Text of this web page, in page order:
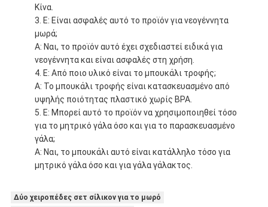
Κίνα.
Ε: Είναι ασφαλές αυτό το προϊόν για νεογέννητα
μωρά;
Α: Ναι, το προϊόν αυτό έχει σχεδιαστεί ειδικά για
νεογέννητα και είναι ασφαλές στη χρήση.
Ε: Από ποιο υλικό είναι το μπουκάλι τροφής;
Α: Το μπουκάλι τροφής είναι κατασκευασμένο από
υψηλής ποιότητας πλαστικό χωρίς BPA.
Ε: Μπορεί αυτό το προϊόν να χρησιμοποιηθεί τόσο
για το μητρικό γάλα όσο και για το παρασκευασμένο
γάλα;
Α: Ναι, το μπουκάλι αυτό είναι κατάλληλο τόσο για
μητρικό γάλα όσο και για γάλα γάλακτος.
Δύο χειροπέδες σετ σίλικον για το μωρό